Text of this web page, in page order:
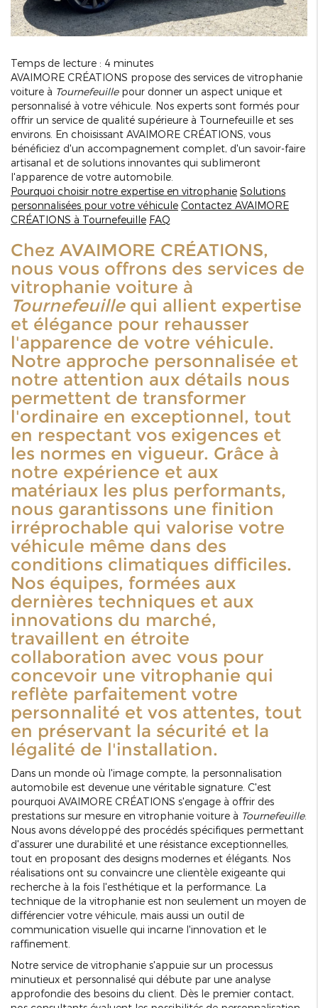
Temps de lecture : 4 minutes
AVAIMORE CRÉATIONS propose des services de vitrophanie
voiture à Tournefeuillepour donner un aspect unique et
personnalisé à votre véhicule. Nos experts sont formés pour
offrir un service de qualité supérieure à Tournefeuille et ses
environs. En choisissant AVAIMORE CRÉATIONS, vous
bénéficiez d'un accompagnement complet, d'un savoir-faire
artisanal et de solutions innovantes qui sublimeront
l'apparence de votre automobile.
Pourquoi choisir notre expertise en vitrophanie Solutions
personnalisées pour votre véhicule Contactez AVAIMORE
CRÉATIONS à Tournefeuille FAQ
Chez AVAIMORE CRÉATIONS,
nous vous offrons des services de
vitrophanie voiture à
Tournefeuillequi allient expertise
et élégance pour rehausser
l'apparence de votre véhicule.
Notre approche personnalisée et
notre attention aux détails nous
permettent de transformer
l'ordinaire en exceptionnel, tout
en respectant vos exigences et
les normes en vigueur. Grâce à
notre expérience et aux
matériaux les plus performants,
nous garantissons une finition
irréprochable qui valorise votre
véhicule même dans des
conditions climatiques difficiles.
Nos équipes, formées aux
dernières techniques et aux
innovations du marché,
travaillent en étroite
collaboration avec vous pour
concevoir une vitrophanie qui
reflète parfaitement votre
personnalité et vos attentes, tout
en préservant la sécurité et la
légalité de l'installation.
Dans un monde où l'image compte, la personnalisation
automobile est devenue une véritable signature. C'est
pourquoi AVAIMORE CRÉATIONS s'engage à offrir des
prestations sur mesure en vitrophanie voiture à Tournefeuille.
Nous avons développé des procédés spécifiques permettant
d'assurer une durabilité et une résistance exceptionnelles,
tout en proposant des designs modernes et élégants. Nos
réalisations ont su convaincre une clientèle exigeante qui
recherche à la fois l'esthétique et la performance. La
technique de la vitrophanie est non seulement un moyen de
différencier votre véhicule, mais aussi un outil de
communication visuelle qui incarne l'innovation et le
raffinement.
Notre service de vitrophanie s'appuie sur un processus
minutieux et personnalisé qui débute par une analyse
approfondie des besoins du client. Dès le premier contact,